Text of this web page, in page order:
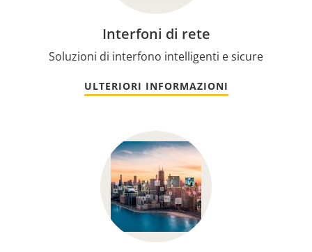
Interfoni di rete
Soluzioni di interfono intelligenti e sicure
ULTERIORI INFORMAZIONI